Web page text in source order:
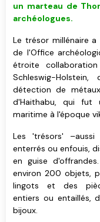
un marteau de
archéologues.
Le trésor millénaire
de l'Office
étroite
Schleswig-
détection de
d'Haithabu, qui fut
maritime à l'époque
Les 'trésors'
enterrés ou enfouis,
en guise
environ 200 objets,
lingots et des
entiers ou entaillés,
bijoux.